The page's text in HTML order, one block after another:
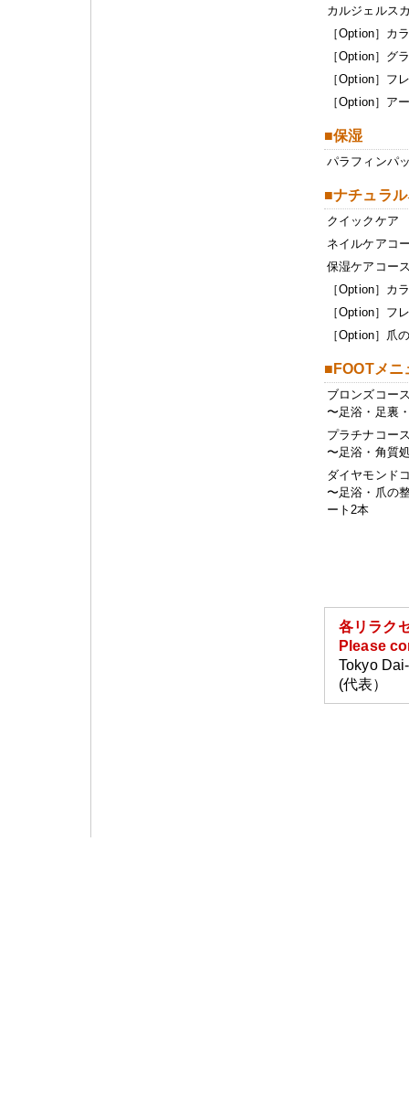
カルジェルス
［Option］カ
［Option］グ
［Option］フ
［Option］ア
■保湿
パラフィンパ
■ナチュラ
クイックケア
ネイルケアコ
保湿ケアコー
［Option］カ
［Option］フ
［Option］爪
■FOOTメニ
ブロンズコー
〜足浴・足裏
プラチナコー
〜足浴・角質
ダイヤモンド
〜足浴・爪の
ート2本
各リラク
Please
Tokyo
(代表）